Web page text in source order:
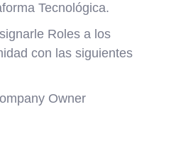
Tecnológica.
Roles a los
con las siguientes
Owner